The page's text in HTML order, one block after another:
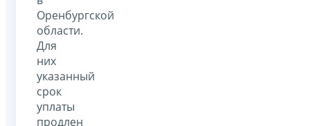
Оренбургской
области.
Для
них
указанный
срок
уплаты
продлен